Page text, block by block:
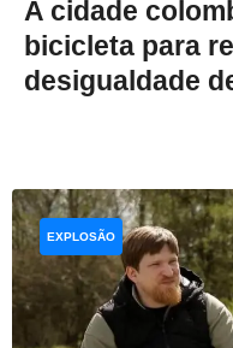
A cidade
bicicleta para
desigualdade
EXPLOSÃO